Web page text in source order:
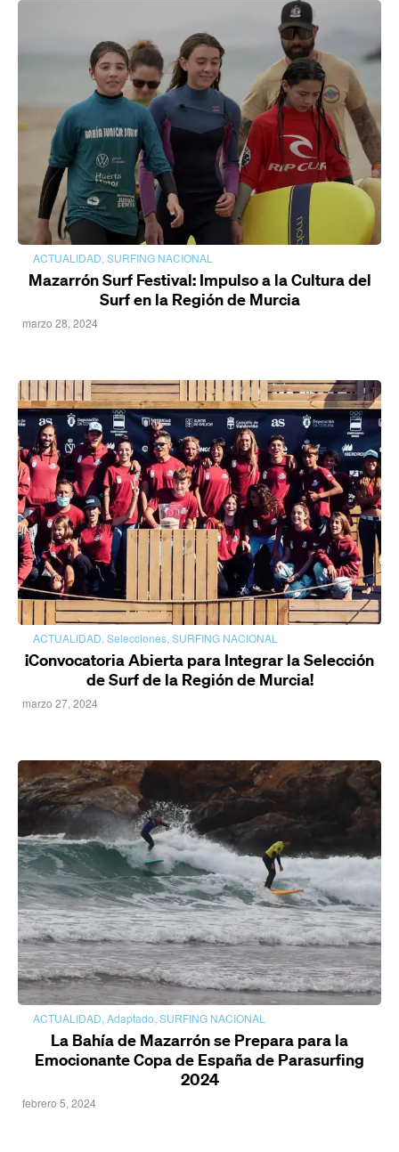
ACTUALIDAD, SURFING NACIONAL
Mazarrón Surf Festival: Impulso a la Cultura del
Surf en la Región de Murcia
marzo 28, 2024
ACTUALIDAD, Selecciones, SURFING NACIONAL
¡Convocatoria Abierta para Integrar la Selección
de Surf de la Región de Murcia!
marzo 27, 2024
ACTUALIDAD, Adaptado, SURFING NACIONAL
La Bahía de Mazarrón se Prepara para la
Emocionante Copa de España de Parasurfing
2024
febrero 5, 2024